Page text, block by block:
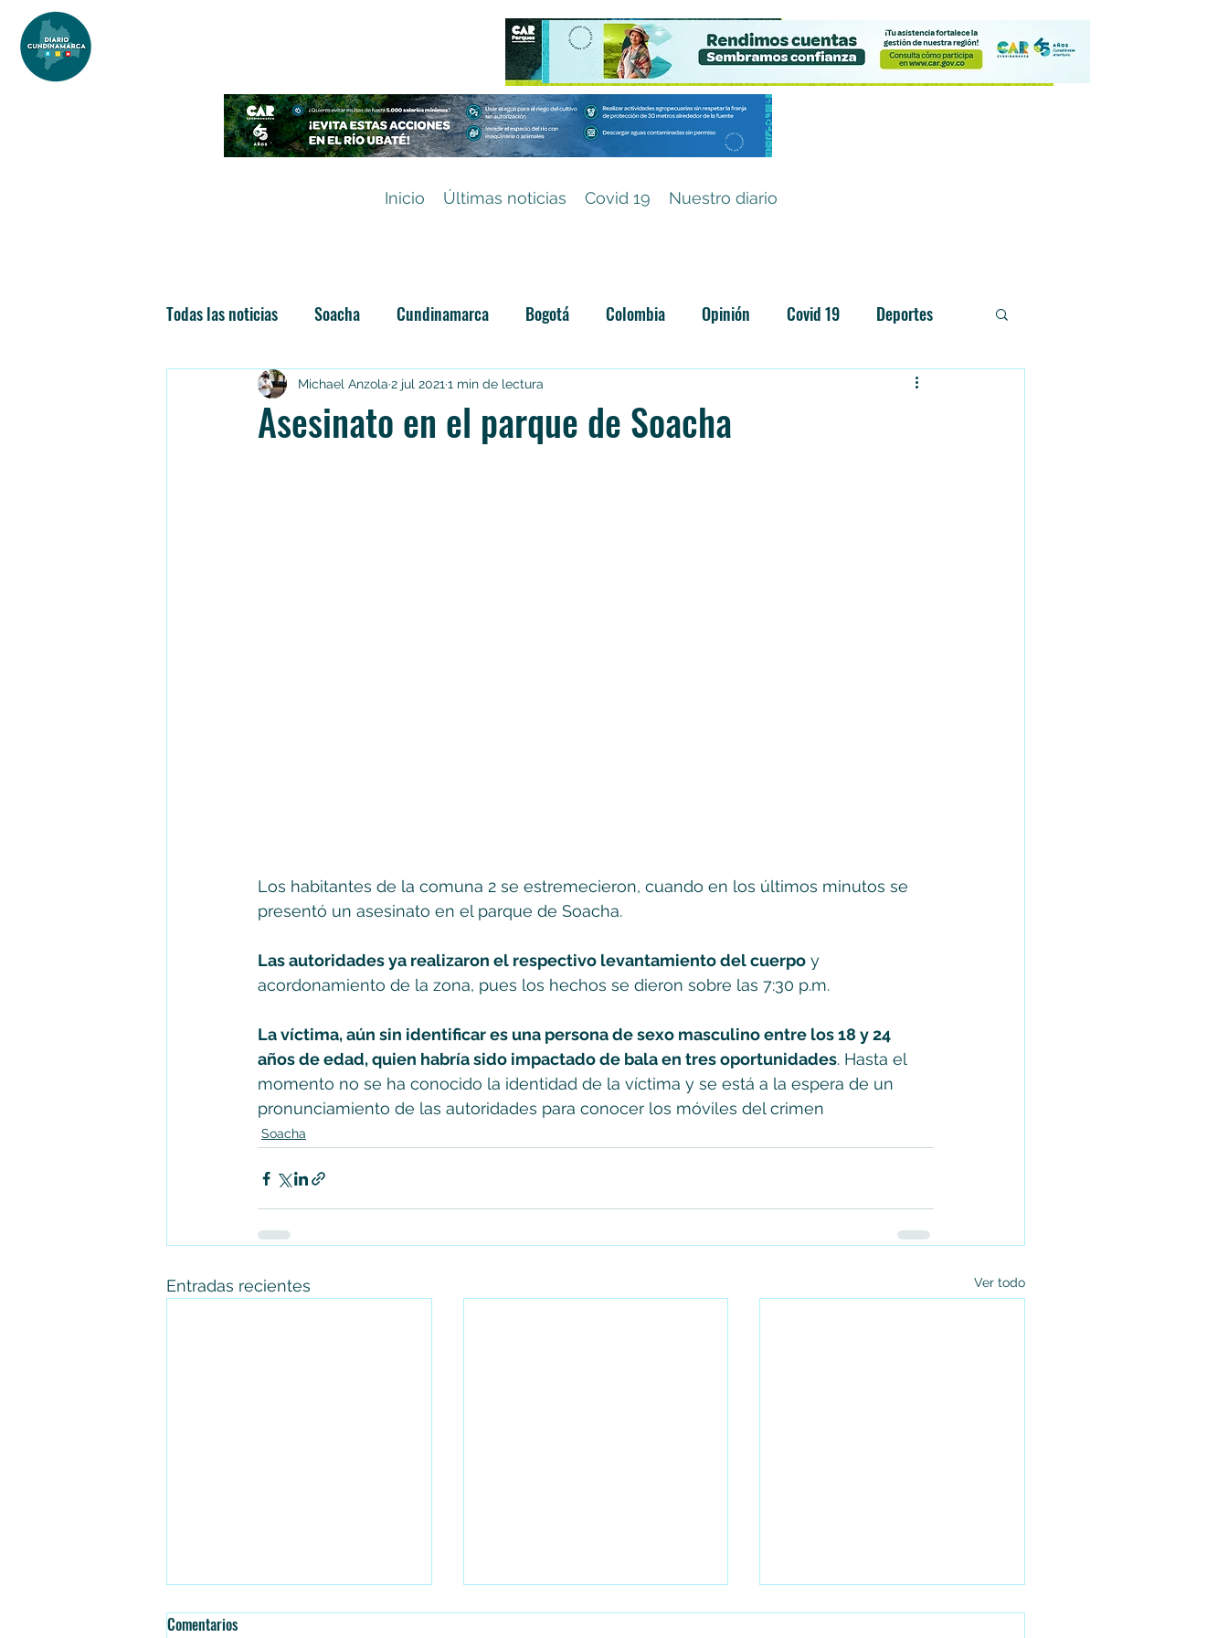
Inicio Últimas noticias Covid 19 Nuestro diario
Todas las noticias Soacha Cundinamarca Bogotá Colombia Opinión Covid 19 Deportes
Las nuevas soachunidades Categoría sin título
Asesinato en el parque de Soacha
Michael Anzola 2 jul 2021 1 min de lectura
Los habitantes de la comuna 2 se estremecieron, cuando en los últimos minutos se
presentó un asesinato en el parque de Soacha.
Las autoridades ya realizaron el respectivo levantamiento del cuerpo y
acordonamiento de la zona, pues los hechos se dieron sobre las 7:30 p.m.
La víctima, aún sin identificar es una persona de sexo masculino entre los 18 y 24
años de edad, quien habría sido impactado de bala en tres oportunidades. Hasta el
momento no se ha conocido la identidad de la víctima y se está a la espera de un
pronunciamiento de las autoridades para conocer los móviles del crimen
Soacha
Entradas recientes Ver todo
Comentarios